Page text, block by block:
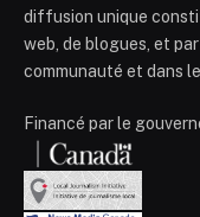
diffusion unique
web, de blogues, et
communauté et dans
Financé par le